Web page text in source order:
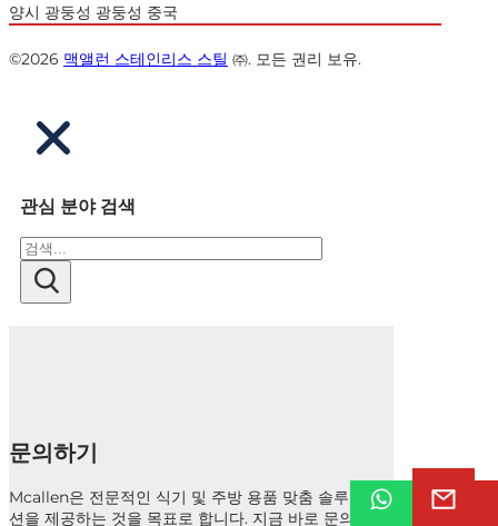
양시 광둥성 광둥성 중국
©2026 맥앨런 스테인리스 스틸 ㈜. 모든 권리 보유.
관심 분야 검색
검
색
문의하기
Mcallen은 전문적인 식기 및 주방 용품 맞춤 솔루
션을 제공하는 것을 목표로 합니다. 지금 바로 문의